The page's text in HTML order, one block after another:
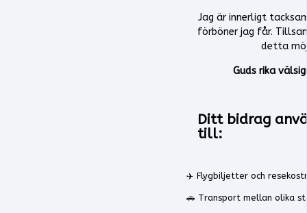
Jag är innerligt
förböner jag får.
detta
Guds rika
Ditt bidrag
till:
✈️ Flygbiljetter och
🚗 Transport mellan olika